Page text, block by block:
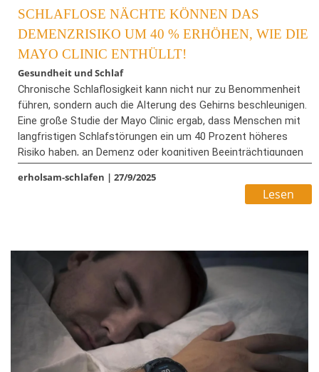
SCHLAFLOSE NÄCHTE KÖNNEN DAS
DEMENZRISIKO UM 40 % ERHÖHEN, WIE DIE
MAYO CLINIC ENTHÜLLT!
Gesundheit und Schlaf
Chronische Schlaflosigkeit kann nicht nur zu Benommenheit
führen, sondern auch die Alterung des Gehirns beschleunigen.
Eine große Studie der Mayo Clinic ergab, dass Menschen mit
langfristigen Schlafstörungen ein um 40 Prozent höheres
Risiko haben, an Demenz oder kognitiven Beeinträchtigungen
zu erkranken. Hirnscans zeigten Veränderungen, die mit
Alzheimer in Zusammenhang stehen. Bei Personen mit
Schlafmangel war der Rückgang vergleichbar mit einem Alter
Schlaflosigkeit kann das Gehirn schneller altern lassen, zu
Demenz und Gedächtnisverlust führen. Forscher fanden
heraus, dass Schlafmangel mit Gehirnveränderungen und
Testergebnissen einhergeht, die mit jahrelangem Altern
vergleichbar sind.
Bildrechte: © Adobe Stock
erholsam-schlafen | 27/9/2025
Lesen